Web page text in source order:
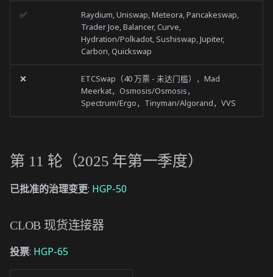
✅
Raydium, Uniswap, Meteora, Pancakeswap,
Trader Joe, Balancer, Curve,
Hydration/Polkadot, Sushiswap, Jupiter,
Carbon, Quickswap
❌
ETCSwap（40 万票 - 未达门槛），Mad
Meerkat，Osmosis/Osmosis，
Spectrum/Ergo，Tinyman/Algorand，VVS
第 11 轮（2025 年第一季度）
已批准的治理变更: HGP-50
CLOB 现货连接器
投票: HGP-65